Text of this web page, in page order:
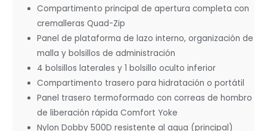
Compartimento principal de apertura completa con
cremalleras Quad-Zip
Panel de plataforma de lazo interno, organización de
malla y bolsillos de administración
4 bolsillos laterales y 1 bolsillo oculto inferior
Compartimento trasero para hidratación o portátil
Panel trasero termoformado con correas de hombro
de liberación rápida Comfort Yoke
Nylon Dobby 500D resistente al agua (principal)